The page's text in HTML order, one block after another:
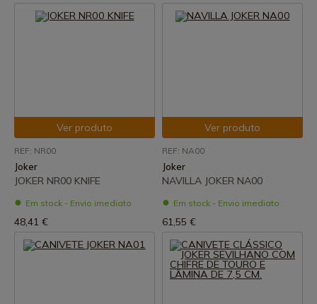
Ver produto
REF: NR00
Joker
JOKER NR00 KNIFE
Em stock - Envio imediato
48,41 €
Ver produto
REF: NA00
Joker
NAVILLA JOKER NA00
Em stock - Envio imediato
61,55 €